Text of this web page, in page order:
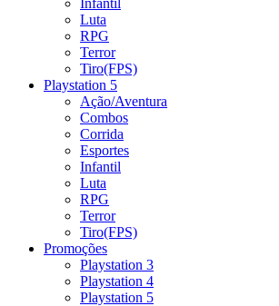
Infantil
Luta
RPG
Terror
Tiro(FPS)
Playstation 5
Ação/Aventura
Combos
Corrida
Esportes
Infantil
Luta
RPG
Terror
Tiro(FPS)
Promoções
Playstation 3
Playstation 4
Playstation 5